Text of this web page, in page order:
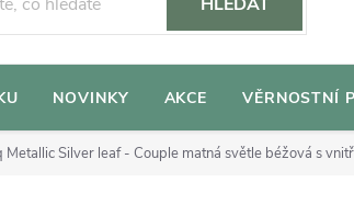
NOVINKY AKCE VĚRNOSTNÍ
Metallic Silver leaf - Couple matná světle béžová s